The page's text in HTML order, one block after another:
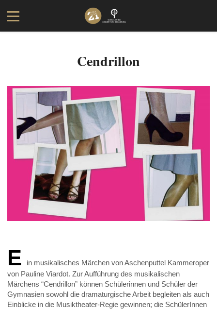
Cendrillon
E
in musikalisches Märchen von Aschenputtel Kammeroper
von Pauline Viardot. Zur Aufführung des musikalischen
Märchens “Cendrillon” können Schülerinnen und Schüler der
Gymnasien sowohl die dramaturgische Arbeit begleiten als auch
Einblicke in die Musiktheater-Regie gewinnen; die SchülerInnen